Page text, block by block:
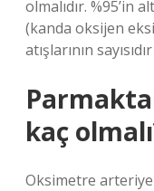
olmalıdır. %95’in
(kanda oksijen
atışlarının
kaç
Oksimetre